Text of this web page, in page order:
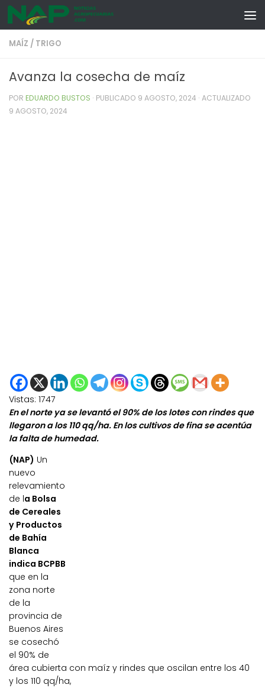
Skip to content
MAÍZ / TRIGO
Avanza la cosecha de maíz
POR EDUARDO BUSTOS · PUBLICADO 9 AGOSTO, 2024 · ACTUALIZADO
9 AGOSTO, 2024
Vistas: 1747
En el norte ya se levantó el 90% de los lotes con rindes que
llegaron a los 110 qq/ha. En los cultivos de fina se acentúa
la falta de humedad.
(NAP) Un
nuevo
relevamiento
de la Bolsa
de Cereales
y Productos
de Bahía
Blanca
indica BCPBB
que en la
zona norte
de la
provincia de
Buenos Aires
se cosechó
el 90% de
área cubierta con maíz y rindes que oscilan entre los 40
y los 110 qq/ha,